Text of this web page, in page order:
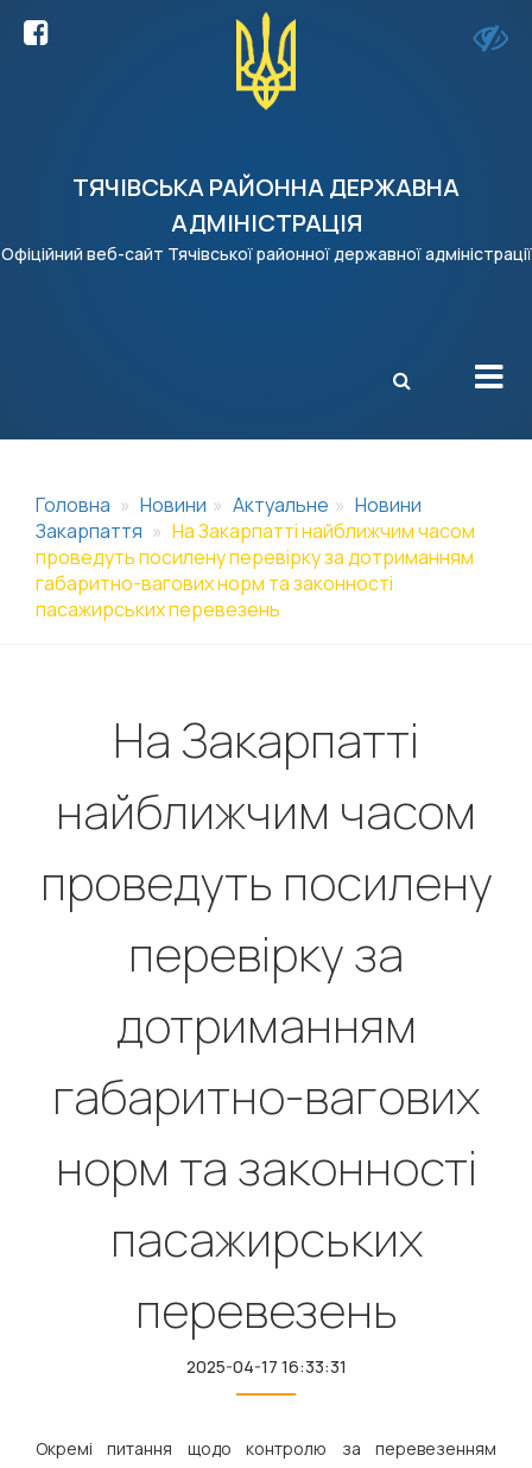
ТЯЧІВСЬКА РАЙОННА ДЕРЖАВНА
АДМІНІСТРАЦІЯ
Офіційний веб-сайт Тячівської районної державної адміністрації
Головна Новини Актуальне
Новини
Закарпаття
На Закарпатті найближчим часом
проведуть посилену перевірку за дотриманням
габаритно-вагових норм та законності
пасажирських перевезень
На Закарпатті
найближчим часом
проведуть посилену
перевірку за
дотриманням
габаритно-вагових
норм та законності
пасажирських
перевезень
2025-04-17 16:33:31
Окремі питання щодо контролю за перевезенням